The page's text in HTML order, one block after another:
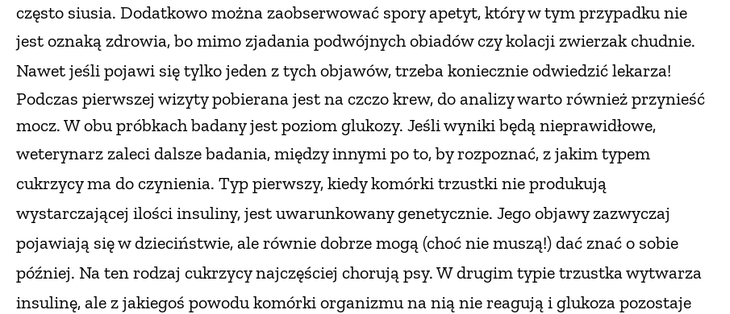
często siusia. Dodatkowo można zaobserwować spory apetyt, który w tym przypadku nie
jest oznaką zdrowia, bo mimo zjadania podwójnych obiadów czy kolacjizwierzak chudnie.
Nawet jeśli pojawi się tylko jeden z tych objawów, trzeba koniecznie odwiedzić lekarza!
Podczas pierwszej wizyty pobierana jest na czczo krew, do analizy warto również przynieść
mocz. W obu próbkach badany jest poziom glukozy. Jeśli wyniki będą nieprawidłowe,
weterynarz zaleci dalsze badania, między innymi po to,by rozpoznać, z jakim typem
cukrzycy ma do czynienia. Typ pierwszy, kiedy komórki trzustki nie produkują
wystarczającej ilości insuliny, jest uwarunkowany genetycznie. Jego objawy zazwyczaj
pojawiają się w dzieciństwie, ale równie dobrze mogą (choć nie muszą!) dać znać o sobie
później. Na ten rodzaj cukrzycy najczęściej chorują psy. W drugim typie trzustka wytwarza
insulinę, ale z jakiegoś powodu komórki organizmu na nią nie reagują i glukoza pozostaje